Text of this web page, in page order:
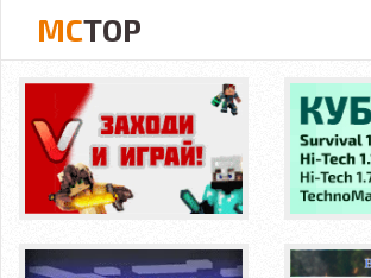
MCTOP